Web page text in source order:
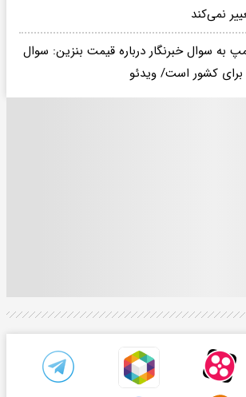
نمی‌کند
به سوال خبرنگار درباره قیمت بنزین: سوال
کشور است/ ویدئو